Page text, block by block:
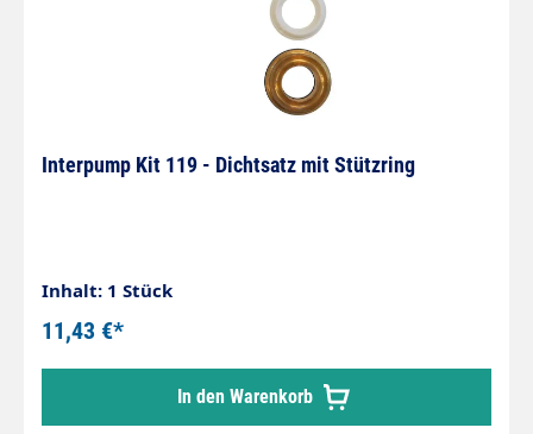
Interpump Kit 119 - Dichtsatz mit Stützring
Inhalt: 1 Stück
11,43 €*
In den Warenkorb